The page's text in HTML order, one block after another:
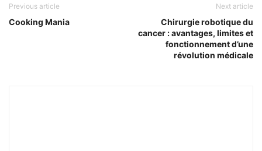
Previous article
Cooking Mania
Next article
Chirurgie robotique du
cancer : avantages, limites et
fonctionnement d’une
révolution médicale